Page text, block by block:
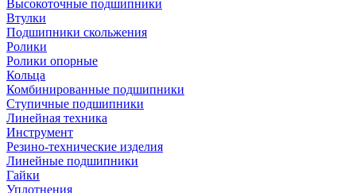
Высокоточные подшипники
Втулки
Подшипники скольжения
Ролики
Ролики опорные
Кольца
Комбинированные подшипники
Ступичные подшипники
Линейная техника
Инструмент
Резино-технические изделия
Линейные подшипники
Гайки
Уплотнения